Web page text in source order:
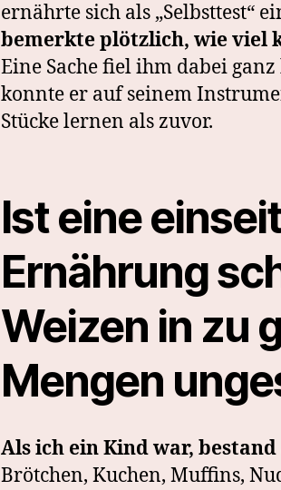
ernährte sich als „Selbsttest“
bemerkte plötzlich, wie viel
Eine Sache fiel ihm dabei
konnte er auf seinem
Stücke lernen als zuvor.
Ist eine
Ernährung
Weizen in zu
Mengen
Als ich ein Kind war, bestand
Brötchen, Kuchen, Muffins,